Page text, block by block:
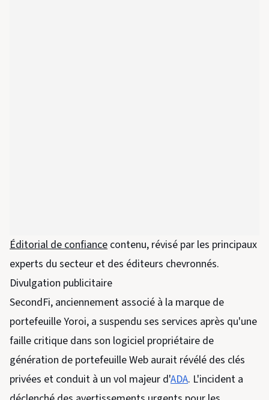
Éditorial de confiance contenu, révisé par les principaux
experts du secteur et des éditeurs chevronnés.
Divulgation publicitaire
SecondFi, anciennement associé à la marque de
portefeuille Yoroi, a suspendu ses services après qu'une
faille critique dans son logiciel propriétaire de
génération de portefeuille Web aurait révélé des clés
privées et conduit à un vol majeur d'ADA. L'incident a